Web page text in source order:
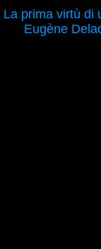
La prima virtù di
Eugène